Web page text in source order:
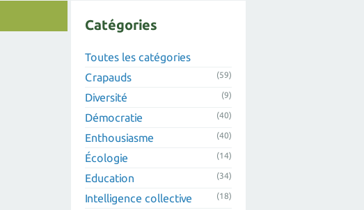
Catégories
Toutes les catégories
Crapauds
(59)
Diversité (9)
Démocratie (40)
Enthousiasme (40)
Écologie (14)
Education (34)
Intelligence collective (18)